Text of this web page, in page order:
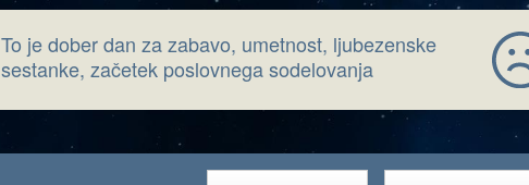
To je dober dan za zabavo, umetnost, ljubezenske
sestanke, začetek poslovnega sodelovanja